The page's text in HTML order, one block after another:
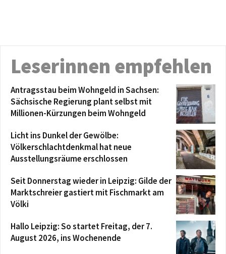
Leserinnen empfehlen
Antragsstau beim Wohngeld in Sachsen:
Sächsische Regierung plant selbst mit
Millionen-Kürzungen beim Wohngeld
Licht ins Dunkel der Gewölbe:
Völkerschlachtdenkmal hat neue
Ausstellungsräume erschlossen
Seit Donnerstag wieder in Leipzig: Gilde der
Marktschreier gastiert mit Fischmarkt am
Völki
Hallo Leipzig: So startet Freitag, der 7.
August 2026, ins Wochenende